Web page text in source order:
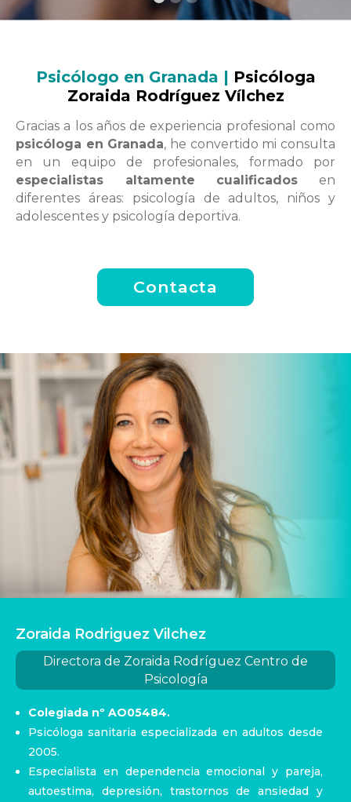
Psicólogo en Granada | Psicóloga
Zoraida Rodríguez Vílchez
Gracias a los años de experiencia profesional como
psicóloga en Granada, he convertido mi consulta
en un equipo de profesionales, formado por
especialistas altamente cualificados en
diferentes áreas: psicología de adultos, niños y
adolescentes y psicología deportiva.
Contacta
Zoraida Rodriguez Vilchez
Directora de Zoraida Rodríguez Centro de
Psicología
Colegiada nº AO05484.
Psicóloga sanitaria especializada en adultos desde
2005.
Especialista en dependencia emocional y pareja,
autoestima, depresión, trastornos de ansiedad y